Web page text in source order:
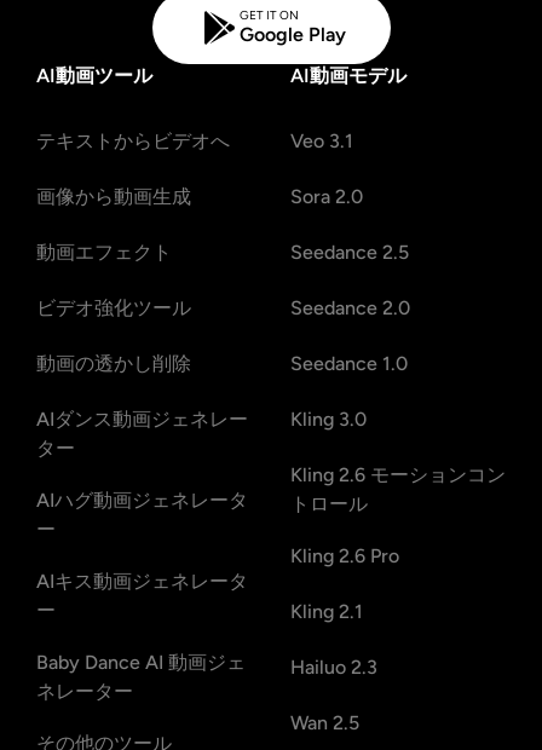
GET IT ON
Google Play
AI動画ツール
テキストからビデオへ
画像から動画生成
動画エフェクト
ビデオ強化ツール
動画の透かし削除
AIダンス動画ジェネレー
ター
AIハグ動画ジェネレータ
ー
AIキス動画ジェネレータ
ー
Baby Dance AI 動画ジェ
ネレーター
その他のツール
AI動画モデル
Veo 3.1
Sora 2.0
Seedance 2.5
Seedance 2.0
Seedance 1.0
Kling 3.0
Kling 2.6 モーションコン
トロール
Kling 2.6 Pro
Kling 2.1
Hailuo 2.3
Wan 2.5